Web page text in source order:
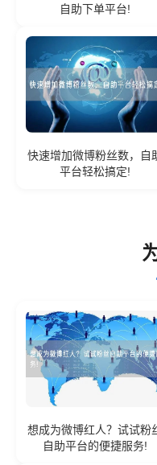
自助下单平台!
快速增加微博粉丝数，自
平台轻松搞定!
想成为微博红人？试试粉
自助平台的便捷服务!